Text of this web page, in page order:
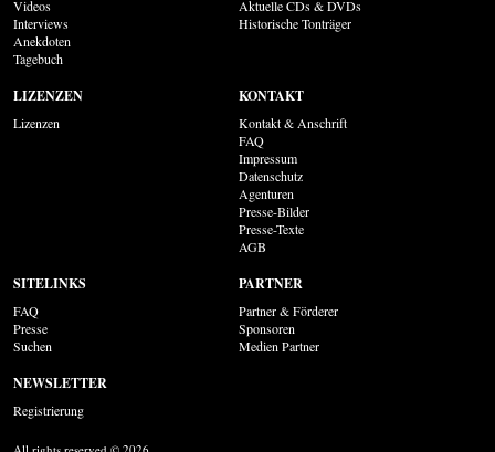
Videos
Interviews
Anekdoten
Tagebuch
Aktuelle CDs & DVDs
Historische Tonträger
LIZENZEN
Lizenzen
KONTAKT
Kontakt & Anschrift
FAQ
Impressum
Datenschutz
Agenturen
Presse-Bilder
Presse-Texte
AGB
SITELINKS
FAQ
Presse
Suchen
PARTNER
Partner & Förderer
Sponsoren
Medien Partner
NEWSLETTER
Registrierung